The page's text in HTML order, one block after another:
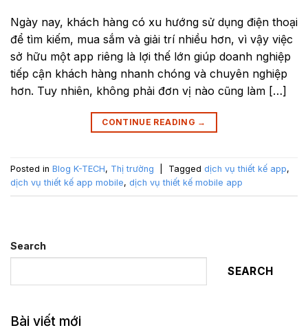
Ngày nay, khách hàng có xu hướng sử dụng điện thoại
để tìm kiếm, mua sắm và giải trí nhiều hơn, vì vậy việc
sở hữu một app riêng là lợi thế lớn giúp doanh nghiệp
tiếp cận khách hàng nhanh chóng và chuyên nghiệp
hơn. Tuy nhiên, không phải đơn vị nào cũng làm […]
CONTINUE READING →
Posted in Blog K-TECH, Thị trường Tagged dịch vụ thiết kế app,
dịch vụ thiết kế app mobile, dịch vụ thiết kế mobile app
Search
SEARCH
Bài viết mới